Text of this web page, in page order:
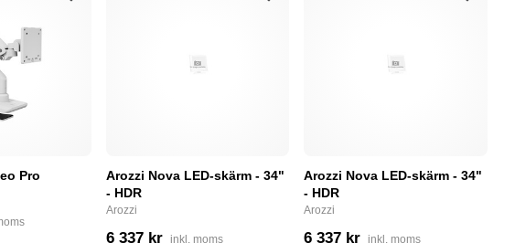
Pro
Arozzi Nova LED-skärm - 34"
- HDR
Arozzi
6 337 kr inkl. moms
Arozzi Nova LED-skärm - 34"
- HDR
Arozzi
6 337 kr inkl. moms